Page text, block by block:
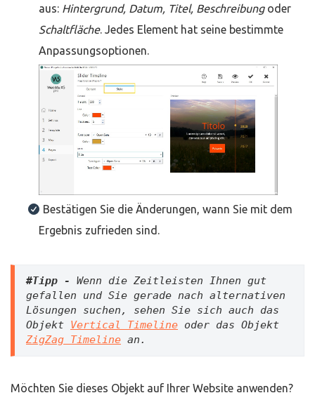
aus: Hintergrund, Datum, Titel, Beschreibungoder
Schaltfläche. Jedes Element hat seine bestimmte
Anpassungsoptionen.
Bestätigen Sie die Änderungen, wann Sie mit dem
Ergebnis zufrieden sind.
#Tipp - Wenn die Zeitleisten Ihnen gut
gefallen und Sie gerade nach alternativen
Lösungen suchen, sehen Sie sich auch das
Objekt Vertical Timeline
ZigZag Timeline an.
Möchten Sie dieses Objekt auf Ihrer Website anwenden?